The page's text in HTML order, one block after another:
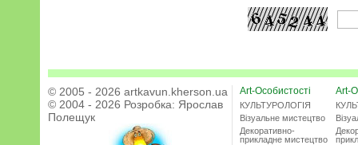
© 2005 - 2026 artkavun.kherson.ua
© 2004 - 2026 Розробка: Ярослав
Полещук
Art-Особистості
КУЛЬТУРОЛОГІЯ
Візуальне мистецтво
Декоративно-
прикладне мистецтво
Art-